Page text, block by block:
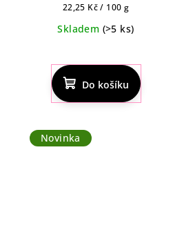
Měrná
22,25 Kč / 100 g
Skladem (>5 ks)
Do košíku
Novinka